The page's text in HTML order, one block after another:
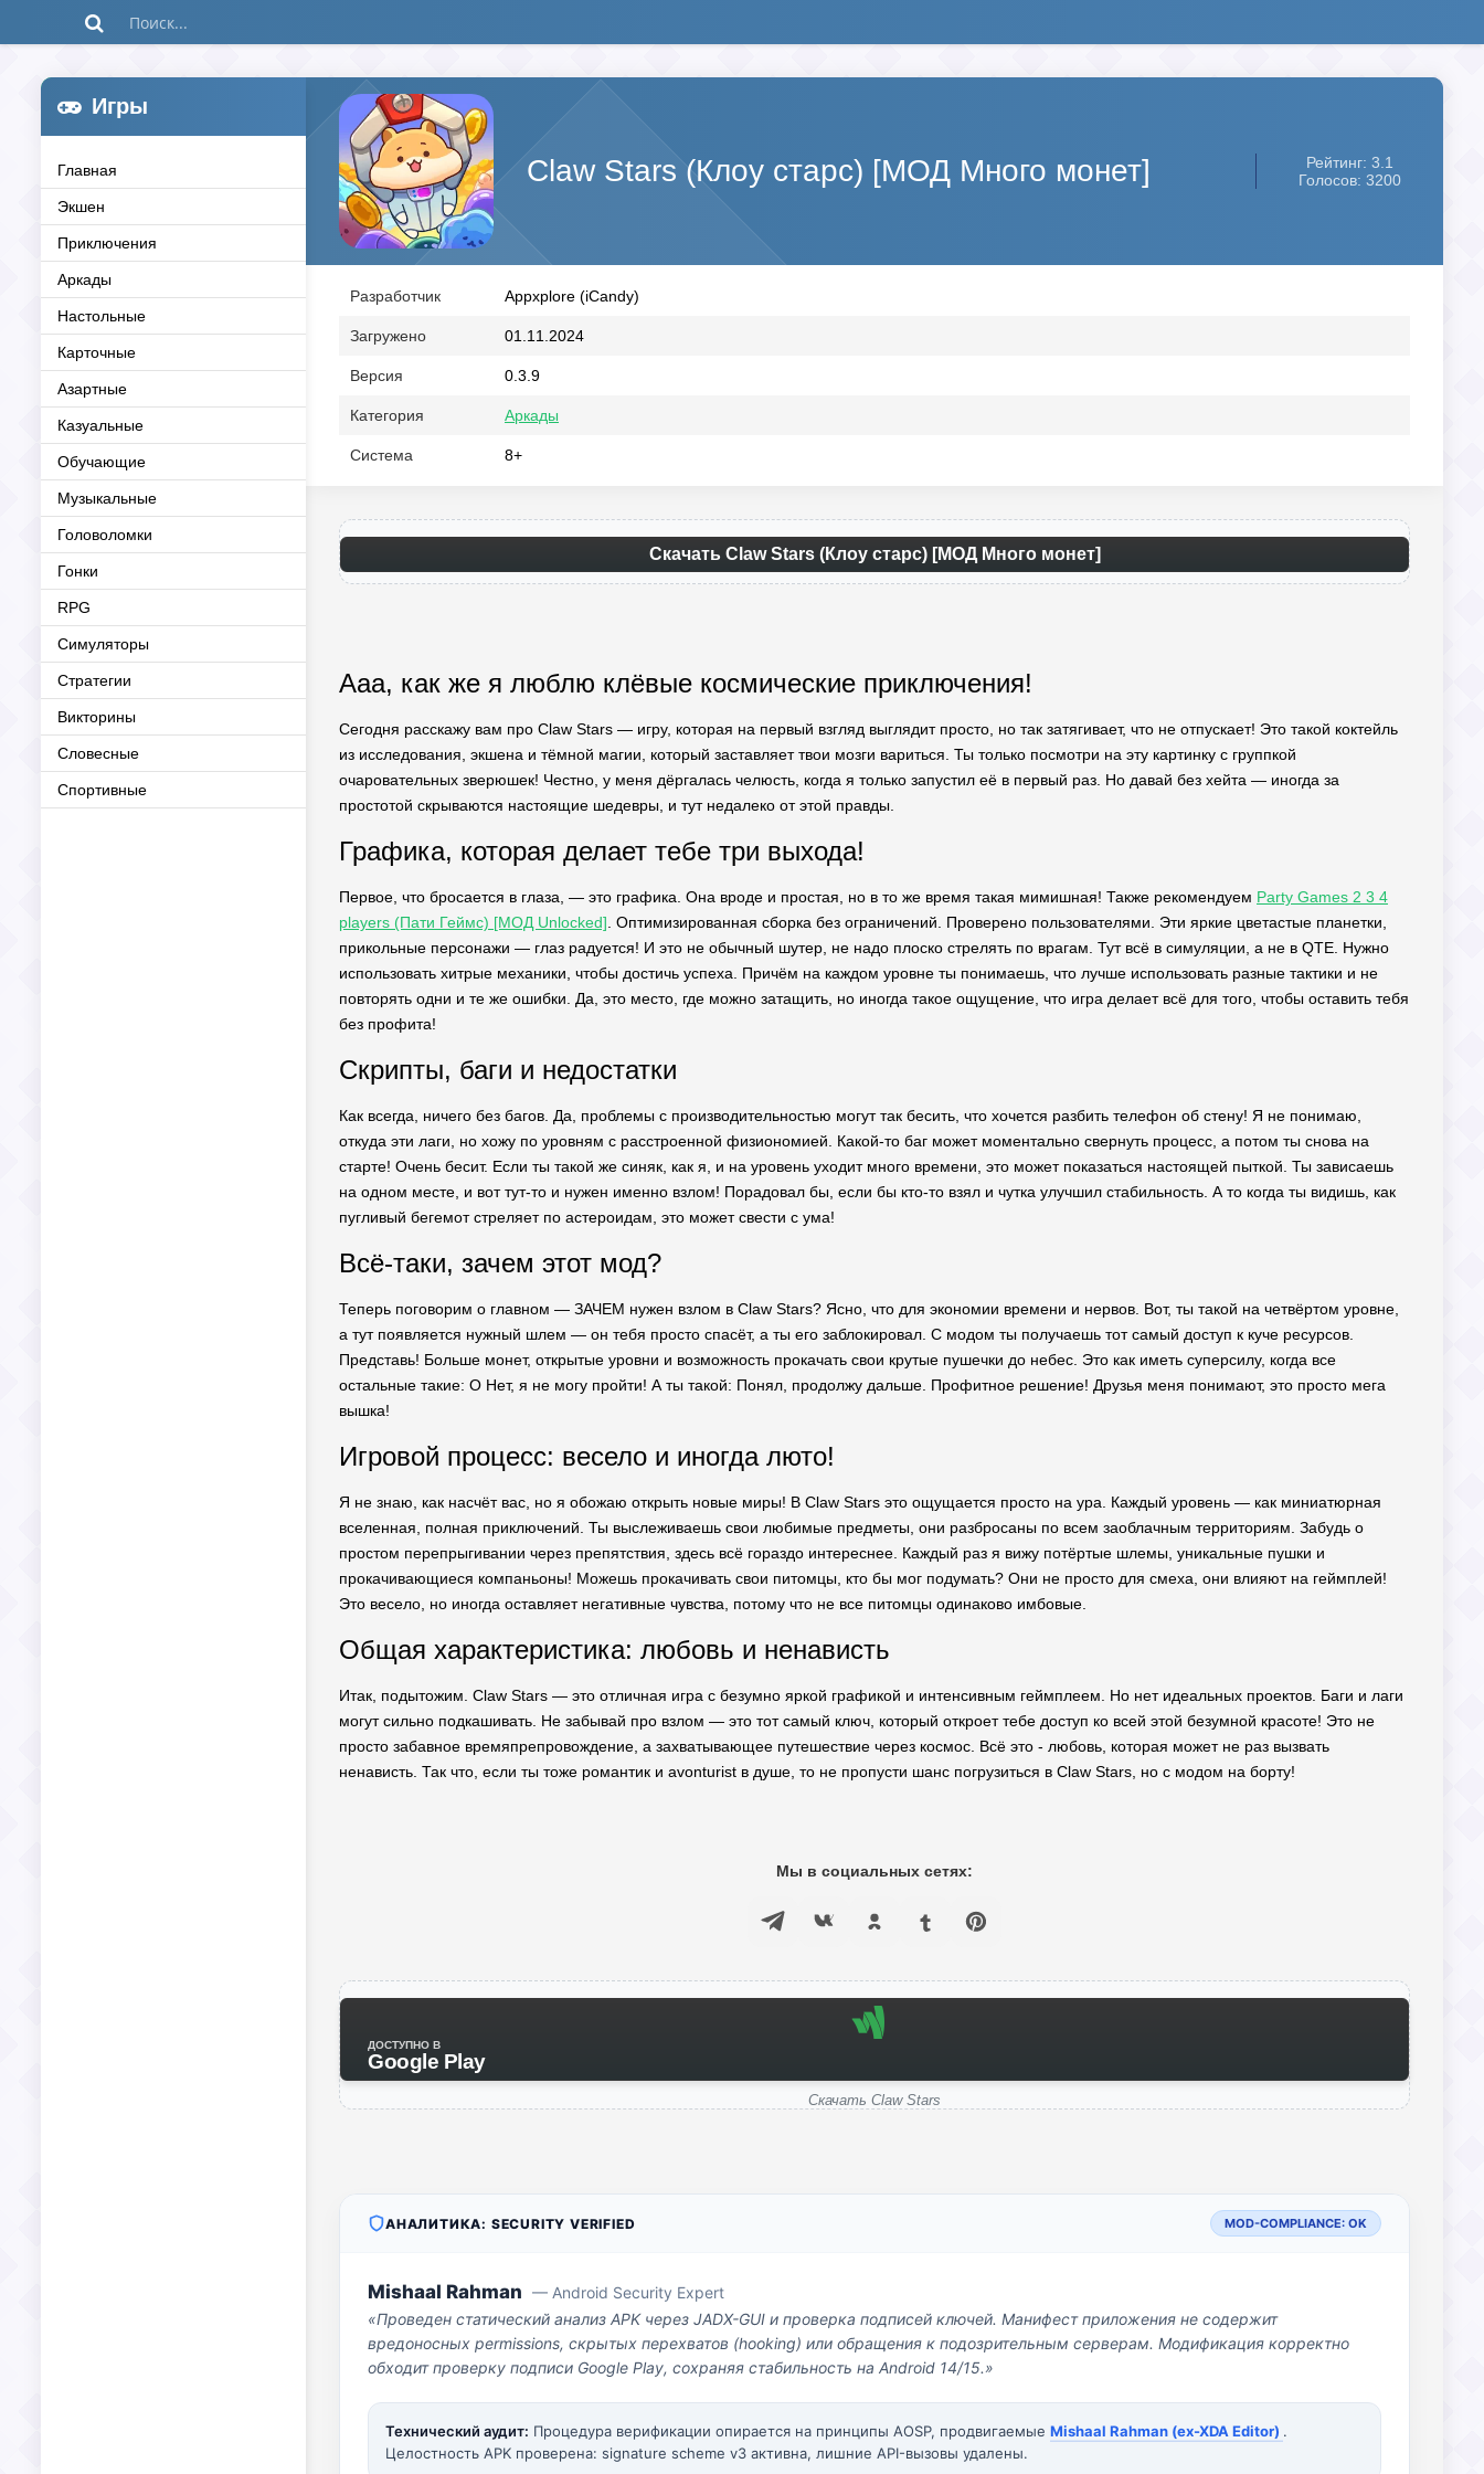
Игры
Главная
Экшен
Приключения
Аркады
Настольные
Карточные
Азартные
Казуальные
Обучающие
Музыкальные
Головоломки
Гонки
RPG
Симуляторы
Стратегии
Викторины
Словесные
Спортивные
Claw Stars (Клоу старс) [МОД Много монет]
Рейтинг: 3.1
Голосов: 3200
Разработчик Appxplore (iCandy)
Загружено 01.11.2024
Версия 0.3.9
Категория Аркады
Система 8+
Скачать Claw Stars (Клоу старс) [МОД Много монет]
Ааа, как же я люблю клёвые космические приключения!
Сегодня расскажу вам про Claw Stars — игру, которая на первый взгляд выглядит просто, но так затягивает, что не отпускает! Это такой коктейль
из исследования, экшена и тёмной магии, который заставляет твои мозги вариться. Ты только посмотри на эту картинку с группкой
очаровательных зверюшек! Честно, у меня дёргалась челюсть, когда я только запустил её в первый раз. Но давай без хейта — иногда за
простотой скрываются настоящие шедевры, и тут недалеко от этой правды.
Графика, которая делает тебе три выхода!
Первое, что бросается в глаза, — это графика. Она вроде и простая, но в то же время такая мимишная! Также рекомендуем Party Games 2 3 4
players (Пати Геймс) [МОД Unlocked] . Оптимизированная сборка без ограничений. Проверено пользователями. Эти яркие цветастые планетки,
прикольные персонажи — глаз радуется! И это не обычный шутер, не надо плоско стрелять по врагам. Тут всё в симуляции, а не в QTE. Нужно
использовать хитрые механики, чтобы достичь успеха. Причём на каждом уровне ты понимаешь, что лучше использовать разные тактики и не
повторять одни и те же ошибки. Да, это место, где можно затащить, но иногда такое ощущение, что игра делает всё для того, чтобы оставить тебя
без профита!
Скрипты, баги и недостатки
Как всегда, ничего без багов. Да, проблемы с производительностью могут так бесить, что хочется разбить телефон об стену! Я не понимаю,
откуда эти лаги, но хожу по уровням с расстроенной физиономией. Какой-то баг может моментально свернуть процесс, а потом ты снова на
старте! Очень бесит. Если ты такой же синяк, как я, и на уровень уходит много времени, это может показаться настоящей пыткой. Ты зависаешь
на одном месте, и вот тут-то и нужен именно взлом! Порадовал бы, если бы кто-то взял и чутка улучшил стабильность. А то когда ты видишь, как
пугливый бегемот стреляет по астероидам, это может свести с ума!
Всё-таки, зачем этот мод?
Теперь поговорим о главном — ЗАЧЕМ нужен взлом в Claw Stars? Ясно, что для экономии времени и нервов. Вот, ты такой на четвёртом уровне,
а тут появляется нужный шлем — он тебя просто спасёт, а ты его заблокировал. С модом ты получаешь тот самый доступ к куче ресурсов.
Представь! Больше монет, открытые уровни и возможность прокачать свои крутые пушечки до небес. Это как иметь суперсилу, когда все
остальные такие: О Нет, я не могу пройти! А ты такой: Понял, продолжу дальше. Профитное решение! Друзья меня понимают, это просто мега
вышка!
Игровой процесс: весело и иногда люто!
Я не знаю, как насчёт вас, но я обожаю открыть новые миры! В Claw Stars это ощущается просто на ура. Каждый уровень — как миниатюрная
вселенная, полная приключений. Ты выслеживаешь свои любимые предметы, они разбросаны по всем заоблачным территориям. Забудь о
простом перепрыгивании через препятствия, здесь всё гораздо интереснее. Каждый раз я вижу потёртые шлемы, уникальные пушки и
прокачивающиеся компаньоны! Можешь прокачивать свои питомцы, кто бы мог подумать? Они не просто для смеха, они влияют на геймплей!
Это весело, но иногда оставляет негативные чувства, потому что не все питомцы одинаково имбовые.
Общая характеристика: любовь и ненависть
Итак, подытожим. Claw Stars — это отличная игра с безумно яркой графикой и интенсивным геймплеем. Но нет идеальных проектов. Баги и лаги
могут сильно подкашивать. Не забывай про взлом — это тот самый ключ, который откроет тебе доступ ко всей этой безумной красоте! Это не
просто забавное времяпрепровождение, а захватывающее путешествие через космос. Всё это - любовь, которая может не раз вызвать
ненависть. Так что, если ты тоже романтик и avonturist в душе, то не пропусти шанс погрузиться в Claw Stars, но с модом на борту!
Мы в социальных сетях:
ДОСТУПНО В
Google Play
Скачать Claw Stars
АНАЛИТИКА: SECURITY VERIFIED MOD-COMPLIANCE: OK
Mishaal Rahman — Android Security Expert
«Проведен статический анализ APK через JADX-GUI и проверка подписей ключей. Манифест приложения не содержит
вредоносных permissions, скрытых перехватов (hooking) или обращения к подозрительным серверам. Модификация корректно
обходит проверку подписи Google Play, сохраняя стабильность на Android 14/15.»
Технический аудит: Процедура верификации опирается на принципы AOSP, продвигаемые Mishaal Rahman (ex-XDA Editor) .
Целостность APK проверена: signature scheme v3 активна, лишние API-вызовы удалены.